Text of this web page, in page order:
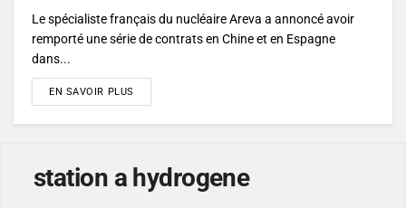
Le spécialiste français du nucléaire Areva a annoncé avoir
remporté une série de contrats en Chine et en Espagne
dans...
EN SAVOIR PLUS
station a hydrogene